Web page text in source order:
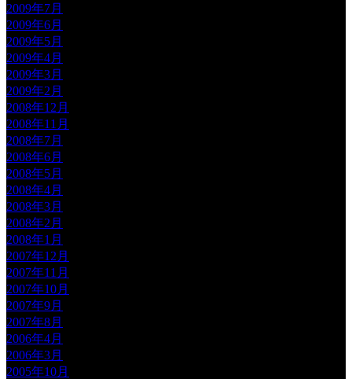
2009年7月
2009年6月
2009年5月
2009年4月
2009年3月
2009年2月
2008年12月
2008年11月
2008年7月
2008年6月
2008年5月
2008年4月
2008年3月
2008年2月
2008年1月
2007年12月
2007年11月
2007年10月
2007年9月
2007年8月
2006年4月
2006年3月
2005年10月